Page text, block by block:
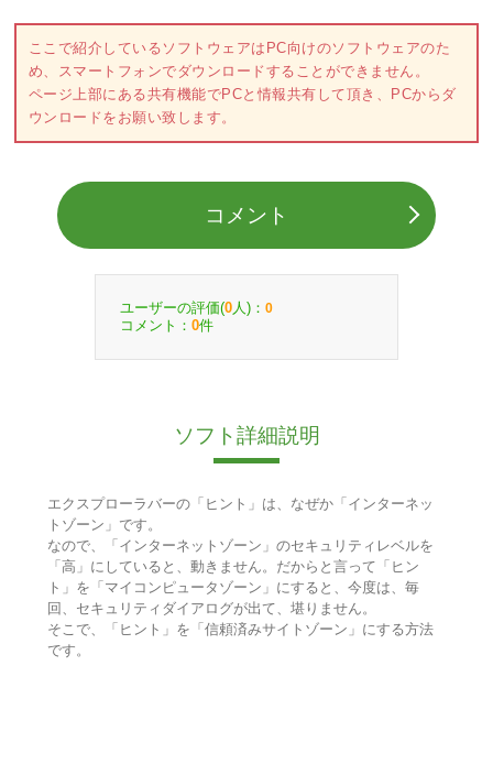
ここで紹介しているソフトウェアはPC向けのソフトウェアのた
め、スマートフォンでダウンロードすることができません。
ページ上部にある共有機能でPCと情報共有して頂き、PCからダ
ウンロードをお願い致します。
コメント
ユーザーの評価(0 人)： 0
コメント： 0件
ソフト詳細説明
エクスプローラバーの「ヒント」は、なぜか「インターネッ
トゾーン」です。
なので、「インターネットゾーン」のセキュリティレベルを
「高」にしていると、動きません。だからと言って「ヒン
ト」を「マイコンピュータゾーン」にすると、今度は、毎
回、セキュリティダイアログが出て、堪りません。
そこで、「ヒント」を「信頼済みサイトゾーン」にする方法
です。